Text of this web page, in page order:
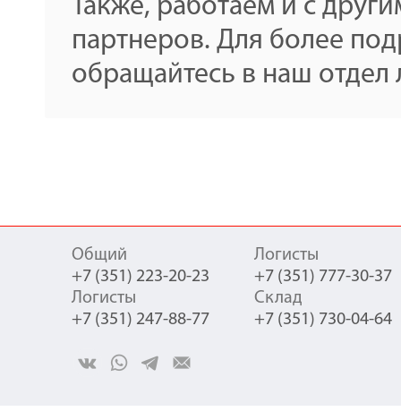
Также, работаем и с
партнеров. Для более
обращайтесь в наш отдел
Общий
+7 (351) 223-20-23
Логисты
+7 (351) 247-88-77
Логисты
+7 (351) 777-30-37
Склад
+7 (351) 730-04-64